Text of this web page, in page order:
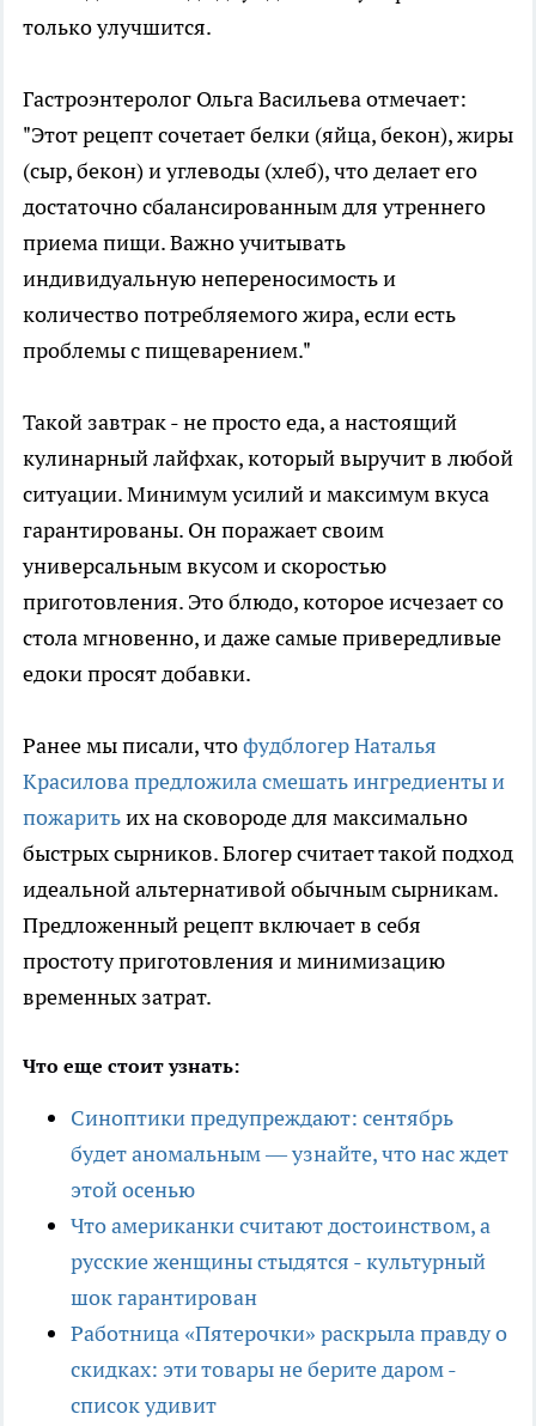
только улучшится.
Гастроэнтеролог Ольга Васильева отмечает:
"Этот рецепт сочетает белки (яйца, бекон), жиры
(сыр, бекон) и углеводы (хлеб), что делает его
достаточно сбалансированным для утреннего
приема пищи. Важно учитывать
индивидуальную непереносимость и
количество потребляемого жира, если есть
проблемы с пищеварением."
Такой завтрак - не просто еда, а настоящий
кулинарный лайфхак, который выручит в любой
ситуации. Минимум усилий и максимум вкуса
гарантированы. Он поражает своим
универсальным вкусом и скоростью
приготовления. Это блюдо, которое исчезает со
стола мгновенно, и даже самые привередливые
едоки просят добавки.
Ранее мы писали, чтофудблогер Наталья
Красилова предложила смешать ингредиенты и
пожаритьих на сковороде для максимально
быстрых сырников. Блогер считает такой подход
идеальной альтернативой обычным сырникам.
Предложенный рецепт включает в себя
простоту приготовления и минимизацию
временных затрат.
Что еще стоит узнать:
Синоптики предупреждают: сентябрь
будет аномальным — узнайте, что нас ждет
этой осенью
Что американки считают достоинством, а
русские женщины стыдятся - культурный
шок гарантирован
Работница «Пятерочки» раскрыла правду о
скидках: эти товары не берите даром -
список удивит